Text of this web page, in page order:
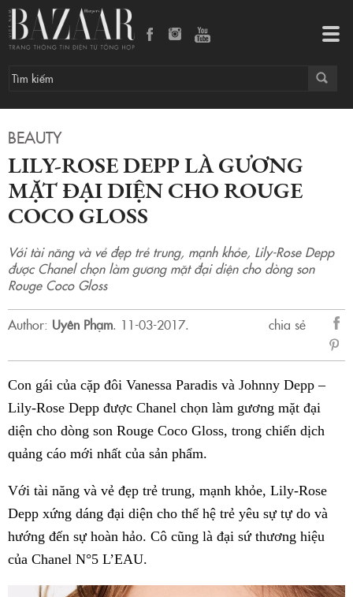
BEAUTY
LILY-ROSE DEPP LÀ GƯƠNG
MẶT ĐẠI DIỆN CHO ROUGE
COCO GLOSS
Với tài năng và vẻ đẹp trẻ trung, mạnh khỏe, Lily-Rose Depp
được Chanel chọn làm gương mặt đại diện cho dòng son
Rouge Coco Gloss
Author: Uyên Phạm. 11-03-2017.
chia sẻ
sẻ
Con gái của cặp đôi Vanessa Paradis và Johnny Depp –
Lily-Rose Depp được Chanel chọn làm gương mặt đại
diện cho dòng son Rouge Coco Gloss, trong chiến dịch
quảng cáo mới nhất của sản phẩm.
Với tài năng và vẻ đẹp trẻ trung, mạnh khỏe, Lily-Rose
Depp xứng dáng đại diện cho thế hệ trẻ yêu sự tự do và
hướng đến sự hoàn hảo. Cô cũng là đại sứ thương hiệu
của Chanel N°5 L’EAU.